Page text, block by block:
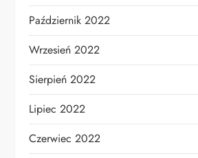
Październik 2022
Wrzesień 2022
Sierpień 2022
Lipiec 2022
Czerwiec 2022